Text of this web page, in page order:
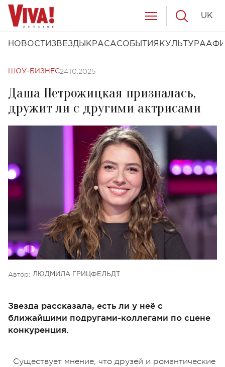
НОВОСТИ ЗВЕЗДЫ КРАСАСОБЫТИЯ КУЛЬТУРА
UK
ШОУ-БИЗНЕС24.10.2025
Даша Петрожицкая призналась,
дружит ли с другими актрисами
Автор: ЛЮДМИЛА ГРИЦФЕЛЬДТ
Звезда рассказала, есть ли у неё с
ближайшими подругами-коллегами по сцене
конкуренция.
Существует мнение, что друзей и романтические